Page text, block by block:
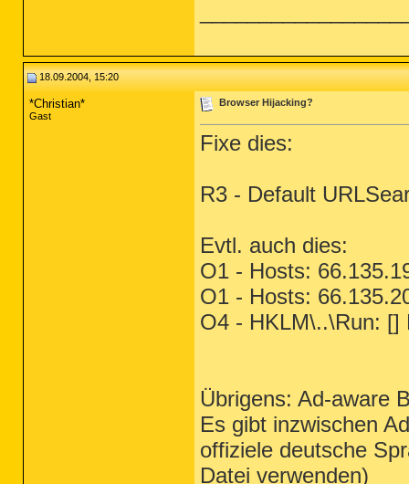
18.09.2004, 15:20
*Christian*
Gast
Browser Hijacking?
Fixe dies:
R3 - Default
Evtl. auch dies:
O1 - Hosts:
O1 - Hosts:
O4 - HKLM\..\Run: []
Übrigens: Ad-aware
Es gibt inzwischen
offiziele deutsche
Datei verwenden)